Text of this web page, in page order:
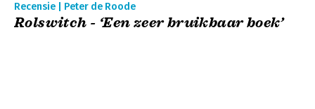
Recensie | Peter de Roode
Rolswitch - ‘Een zeer bruikbaar boek’